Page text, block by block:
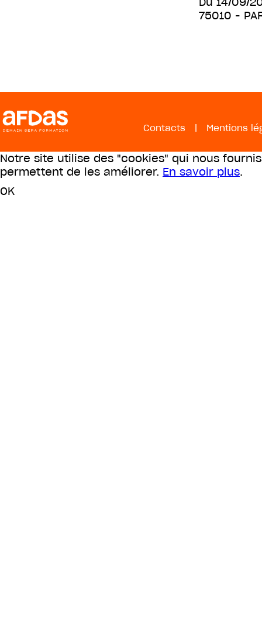
75010 -
Contacts | Mentions
Notre site utilise des "cookies" qui nous
permettent de les améliorer. En savoir plus.
OK